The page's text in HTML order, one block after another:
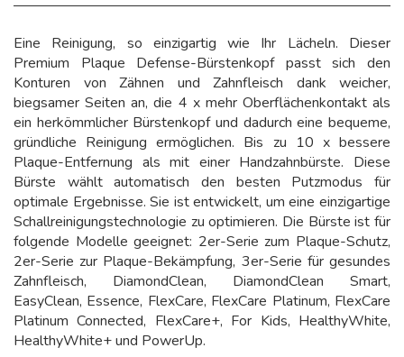
Eine Reinigung, so einzigartig wie Ihr Lächeln. Dieser
Premium Plaque Defense-Bürstenkopf passt sich den
Konturen von Zähnen und Zahnfleisch dank weicher,
biegsamer Seiten an, die 4 x mehr Oberflächenkontakt als
ein herkömmlicher Bürstenkopf und dadurch eine bequeme,
gründliche Reinigung ermöglichen. Bis zu 10 x bessere
Plaque-Entfernung als mit einer Handzahnbürste. Diese
Bürste wählt automatisch den besten Putzmodus für
optimale Ergebnisse. Sie ist entwickelt, um eine einzigartige
Schallreinigungstechnologie zu optimieren. Die Bürste ist für
folgende Modelle geeignet: 2er-Serie zum Plaque-Schutz,
2er-Serie zur Plaque-Bekämpfung, 3er-Serie für gesundes
Zahnfleisch, DiamondClean, DiamondClean Smart,
EasyClean, Essence, FlexCare, FlexCare Platinum, FlexCare
Platinum Connected, FlexCare+, For Kids, HealthyWhite,
HealthyWhite+ und PowerUp.